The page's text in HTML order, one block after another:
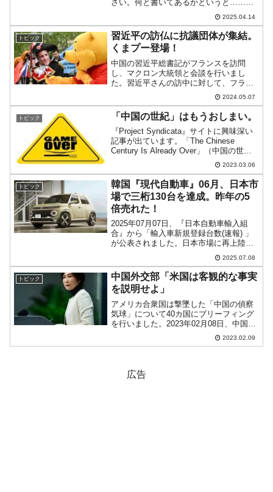
さい。何と書いてあるかというと……、
吃大苦干细活赚小钱苦労して細かい仕事
をし小さく稼ぐこれは『珠江实业（珠江
実業）』のポスター。『珠江实业』（正
式名称：『广州珠江实业集...
2025.04.14
トピック
習近平の訪仏に抗議団体が集結。
くまプー登場！
中国の習近平総書記がフランスを訪問
し、マクロン大統領と会談を行いまし
た。習近平さんの訪中に対して、フラン
スでは人権団体などが激しい抗議活動を
展開。上掲は、チベッ​​トの国旗を振り
「チベット文化を排除する独裁者」と習
近平さんを非難する皆さんで...
2024.05.07
トピック 「中国の世紀」はもうおしまい。
『Project Syndicata』サイトに興味深い
記事が出ています。「The Chinese
Century Is Already Over」（中国の世紀
はもう終わった）というタイトルで、中
国が目論んでいたとおりにはならない
――という内...
2023.03.06
トピック
韓国『現代自動車』06月、日本市
場で三桁130台を達成。昨年の5
倍売れた！
2025年07月07日、『日本自動車輸入組
合』から「輸入車新規登録台数(速報) 」
が公表されました。日本市場に再上陸し
た韓国『現代自動車』と中国『BYD』の
成績を見てみましょう。両社とも日本に
自動車工場を有していませんので、新車
の販売台数は...
2025.07.08
トピック
中国外交部「米国は客観的な事実
を説明せよ」
アメリカ合衆国は撃墜した「中国の偵察
気球」について40カ国にブリーフィング
を行いました。2023年02月08日、中国外
交部が「合衆国の行ったブリーフィン
グ」についてのコメントを出していま
2023.02.09
広告